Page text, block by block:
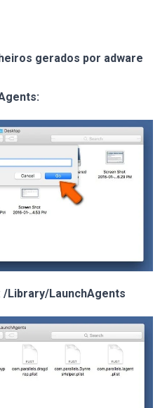
gerados por adware
/Library/LaunchAgents